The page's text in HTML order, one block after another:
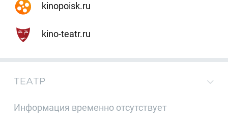
kinopoisk.ru
kino-teatr.ru
ТЕАТР
Информация временно отсутствует